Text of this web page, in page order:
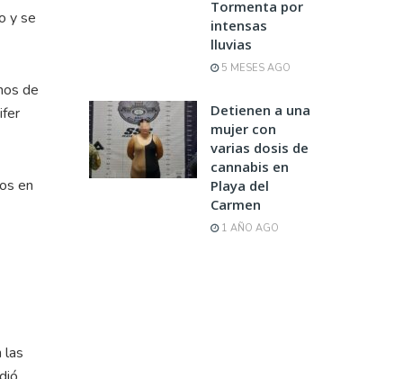
y se
de
en
las
Tormenta por
intensas
lluvias
5 MESES AGO
Detienen a una
mujer con
varias dosis de
cannabis en
Playa del
Carmen
1 AÑO AGO